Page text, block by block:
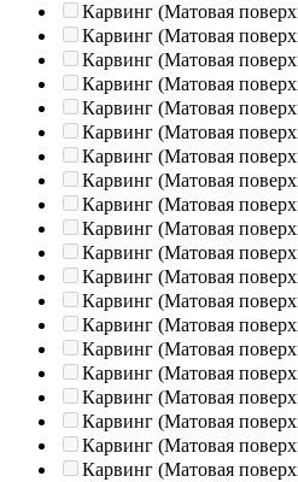
Карвинг (Матовая
Карвинг (Матовая
Карвинг (Матовая
Карвинг (Матовая
Карвинг (Матовая
Карвинг (Матовая
Карвинг (Матовая
Карвинг (Матовая
Карвинг (Матовая
Карвинг (Матовая
Карвинг (Матовая
Карвинг (Матовая
Карвинг (Матовая
Карвинг (Матовая
Карвинг (Матовая
Карвинг (Матовая
Карвинг (Матовая
Карвинг (Матовая
Карвинг (Матовая
Карвинг (Матовая